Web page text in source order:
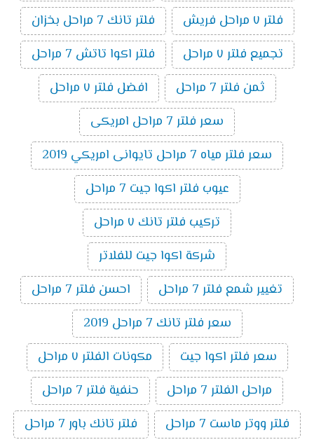
فلتر ٧ مراحل فريش
فلتر تانك 7 مراحل بخزان
تجميع فلتر ٧ مراحل
فلتر اكوا تاتش 7 مراحل
ثمن فلتر 7 مراحل
افضل فلتر ٧ مراحل
سعر فلتر 7 مراحل امريكى
سعر فلتر مياه 7 مراحل تايوانى امريكي 2019
عيوب فلتر اكوا جيت 7 مراحل
تركيب فلتر تانك ٧ مراحل
شركة اكوا جيت للفلاتر
تغيير شمع فلتر 7 مراحل
احسن فلتر 7 مراحل
سعر فلتر تانك 7 مراحل 2019
سعر فلتر اكوا جيت
مكونات الفلتر ٧ مراحل
مراحل الفلتر 7 مراحل
حنفية فلتر 7 مراحل
فلتر ووتر ماست 7 مراحل
فلتر تانك باور 7 مراحل